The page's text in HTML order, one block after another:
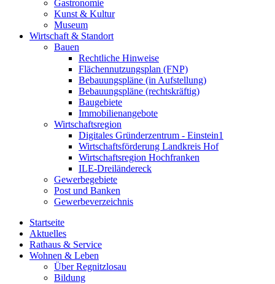
Gastronomie
Kunst & Kultur
Museum
Wirtschaft & Standort
Bauen
Rechtliche Hinweise
Flächennutzungsplan (FNP)
Bebauungspläne (in Aufstellung)
Bebauungspläne (rechtskräftig)
Baugebiete
Immobilienangebote
Wirtschaftsregion
Digitales Gründerzentrum - Einstein1
Wirtschaftsförderung Landkreis Hof
Wirtschaftsregion Hochfranken
ILE-Dreiländereck
Gewerbegebiete
Post und Banken
Gewerbeverzeichnis
Startseite
Aktuelles
Rathaus & Service
Wohnen & Leben
Über Regnitzlosau
Bildung